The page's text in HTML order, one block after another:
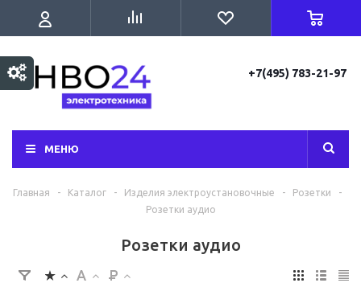
+7(495) 783-21-97
МЕНЮ
Главная - Каталог - Изделия электроустановочные - Розетки
-
Розетки аудио
Розетки аудио